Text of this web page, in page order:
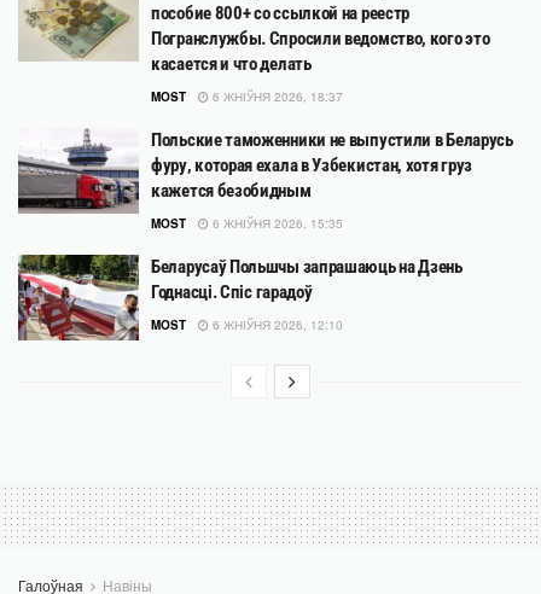
пособие 800+ со ссылкой на реестр
Погранслужбы. Спросили ведомство, кого это
касается и что делать
MOST 6 ЖНІЎНЯ 2026, 18:37
Польские таможенники не выпустили в Беларусь
фуру, которая ехала в Узбекистан, хотя груз
кажется безобидным
MOST 6 ЖНІЎНЯ 2026, 15:35
Беларусаў Польшчы запрашаюць на Дзень
Годнасці. Спіс гарадоў
MOST 6 ЖНІЎНЯ 2026, 12:10
Галоўная Навіны